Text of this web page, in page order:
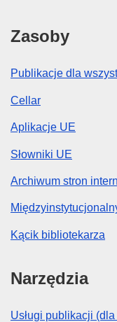
Zasoby
Publikacje dla
Cellar
Aplikacje UE
Słowniki UE
Archiwum stron
Kącik bibliotekarza
Narzędzia
Usługi publikacji